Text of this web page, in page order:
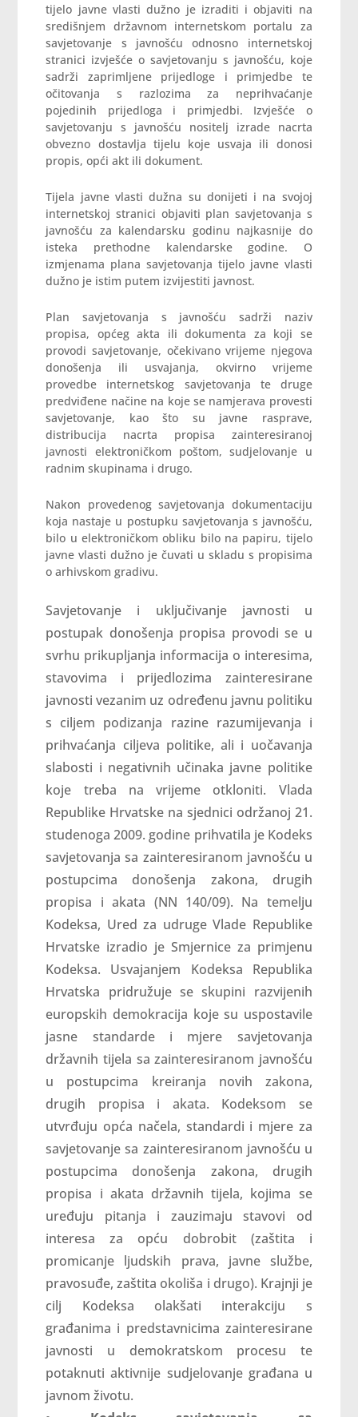
tijelo javne vlasti dužno je izraditi i objaviti na
središnjem državnom internetskom portalu za
savjetovanje s javnošću odnosno internetskoj
stranici izvješće o savjetovanju s javnošću, koje
sadrži zaprimljene prijedloge i primjedbe te
očitovanja s razlozima za neprihvaćanje
pojedinih prijedloga i primjedbi. Izvješće o
savjetovanju s javnošću nositelj izrade nacrta
obvezno dostavlja tijelu koje usvaja ili donosi
propis, opći akt ili dokument.
Tijela javne vlasti dužna su donijeti i na svojoj
internetskoj stranici objaviti plan savjetovanja s
javnošću za kalendarsku godinu najkasnije do
isteka prethodne kalendarske godine. O
izmjenama plana savjetovanja tijelo javne vlasti
dužno je istim putem izvijestiti javnost.
Plan savjetovanja s javnošću sadrži naziv
propisa, općeg akta ili dokumenta za koji se
provodi savjetovanje, očekivano vrijeme njegova
donošenja ili usvajanja, okvirno vrijeme
provedbe internetskog savjetovanja te druge
predviđene načine na koje se namjerava provesti
savjetovanje, kao što su javne rasprave,
distribucija nacrta propisa zainteresiranoj
javnosti elektroničkom poštom, sudjelovanje u
radnim skupinama i drugo.
Nakon provedenog savjetovanja dokumentaciju
koja nastaje u postupku savjetovanja s javnošću,
bilo u elektroničkom obliku bilo na papiru, tijelo
javne vlasti dužno je čuvati u skladu s propisima
o arhivskom gradivu.
Savjetovanje i uključivanje javnosti u
postupak donošenja propisa provodi se u
svrhu prikupljanja informacija o interesima,
stavovima i prijedlozima zainteresirane
javnosti vezanim uz određenu javnu politiku
s ciljem podizanja razine razumijevanja i
prihvaćanja ciljeva politike, ali i uočavanja
slabosti i negativnih učinaka javne politike
koje treba na vrijeme otkloniti. Vlada
Republike Hrvatske na sjednici održanoj 21.
studenoga 2009. godine prihvatila je Kodeks
savjetovanja sa zainteresiranom javnošću u
postupcima donošenja zakona, drugih
propisa i akata (NN 140/09). Na temelju
Kodeksa, Ured za udruge Vlade Republike
Hrvatske izradio je Smjernice za primjenu
Kodeksa. Usvajanjem Kodeksa Republika
Hrvatska pridružuje se skupini razvijenih
europskih demokracija koje su uspostavile
jasne standarde i mjere savjetovanja
državnih tijela sa zainteresiranom javnošću
u postupcima kreiranja novih zakona,
drugih propisa i akata. Kodeksom se
utvrđuju opća načela, standardi i mjere za
savjetovanje sa zainteresiranom javnošću u
postupcima donošenja zakona, drugih
propisa i akata državnih tijela, kojima se
uređuju pitanja i zauzimaju stavovi od
interesa za opću dobrobit (zaštita i
promicanje ljudskih prava, javne službe,
pravosuđe, zaštita okoliša i drugo). Krajnji je
cilj Kodeksa olakšati interakciju s
građanima i predstavnicima zainteresirane
javnosti u demokratskom procesu te
potaknuti aktivnije sudjelovanje građana u
javnom životu.